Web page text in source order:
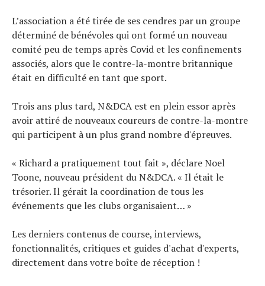
L’association a été tirée de ses cendres par un groupe
déterminé de bénévoles qui ont formé un nouveau
comité peu de temps après Covid et les confinements
associés, alors que le contre-la-montre britannique
était en difficulté en tant que sport.
Trois ans plus tard, N&DCA est en plein essor après
avoir attiré de nouveaux coureurs de contre-la-montre
qui participent à un plus grand nombre d'épreuves.
« Richard a pratiquement tout fait », déclare Noel
Toone, nouveau président du N&DCA. « Il était le
trésorier. Il gérait la coordination de tous les
événements que les clubs organisaient… »
Les derniers contenus de course, interviews,
fonctionnalités, critiques et guides d'achat d'experts,
directement dans votre boîte de réception !